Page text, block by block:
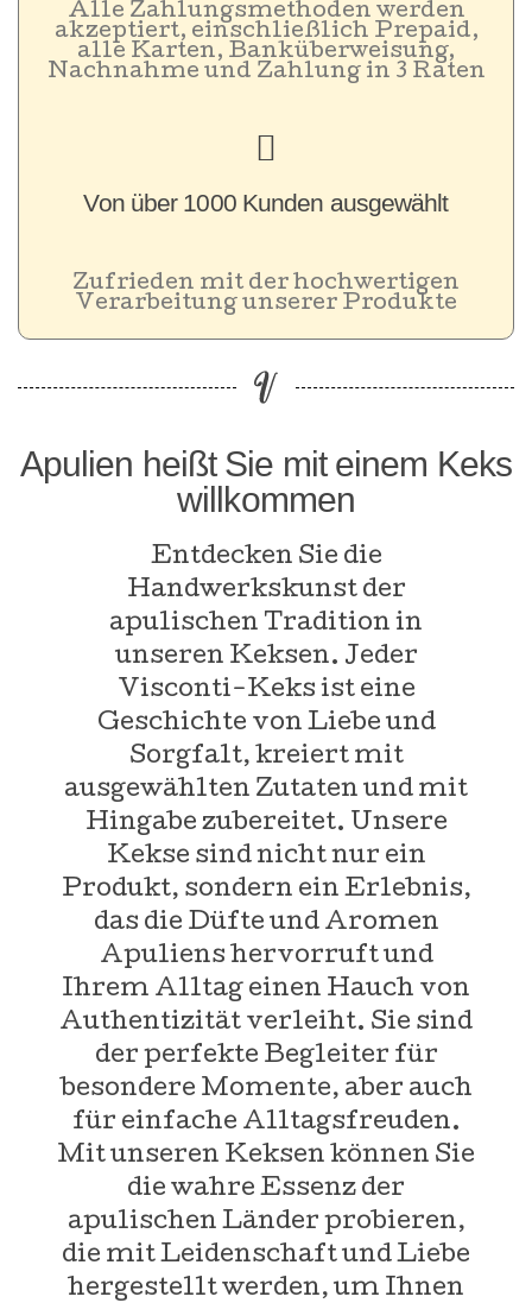
Alle Zahlungsmethoden werden
akzeptiert, einschließlich Prepaid,
alle Karten, Banküberweisung,
Nachnahme und Zahlung in 3 Raten
Von über 1000 Kunden ausgewählt
Zufrieden mit der hochwertigen
Verarbeitung unserer Produkte
Apulien heißt Sie mit einem Keks
willkommen
Entdecken Sie die
Handwerkskunst der
apulischen Tradition in
unseren Keksen. Jeder
Visconti-Keks ist eine
Geschichte von Liebe und
Sorgfalt, kreiert mit
ausgewählten Zutaten und mit
Hingabe zubereitet. Unsere
Kekse sind nicht nur ein
Produkt, sondern ein Erlebnis,
das die Düfte und Aromen
Apuliens hervorruft und
Ihrem Alltag einen Hauch von
Authentizität verleiht. Sie sind
der perfekte Begleiter für
besondere Momente, aber auch
für einfache Alltagsfreuden.
Mit unseren Keksen können Sie
die wahre Essenz der
apulischen Länder probieren,
die mit Leidenschaft und Liebe
hergestellt werden, um Ihnen